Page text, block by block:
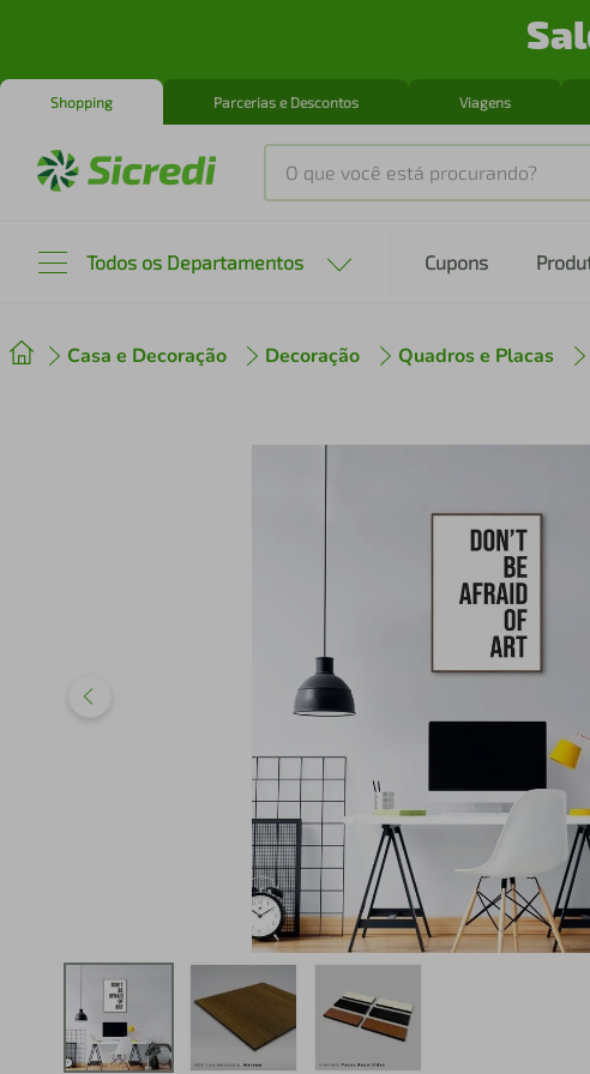
Shopping Parcerias e Descontos Viagens
O que você está procurando?
Todos os Departamentos Cupons
Casa e Decoração Decoração Quadros e Placas
º cafeteira